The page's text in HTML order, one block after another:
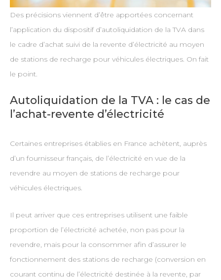
Des précisions viennent d’être apportées concernant
l’application du dispositif d’autoliquidation de la TVA dans
le cadre d’achat suivi de la revente d’électricité au moyen
de stations de recharge pour véhicules électriques. On fait
le point.
Autoliquidation de la TVA : le cas de
l’achat-revente d’électricité
Certaines entreprises établies en France achètent, auprès
d’un fournisseur français, de l’électricité en vue de la
revendre au moyen de stations de recharge pour
véhicules électriques.
Il peut arriver que ces entreprises utilisent une faible
proportion de l’électricité achetée, non pas pour la
revendre, mais pour la consommer afin d’assurer le
fonctionnement des stations de recharge (conversion en
courant continu de l’électricité destinée à la revente, par